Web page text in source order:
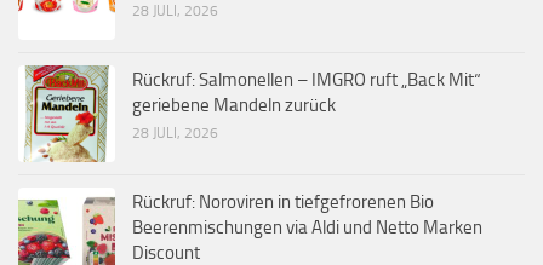
28 JULI, 2026
Rückruf: Salmonellen – IMGRO ruft „Back Mit“
geriebene Mandeln zurück
28 JULI, 2026
Rückruf: Noroviren in tiefgefrorenen Bio
Beerenmischungen via Aldi und Netto Marken
Discount